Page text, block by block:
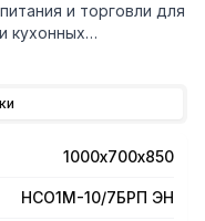
и торговли для
кухонных
вплотную к стене,
40х40 мм из
-
1000х700х850
НСО1М-10/7БРП ЭН